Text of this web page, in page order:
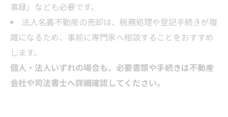
事録」なども必要です。
法人名義不動産の売却は、税務処理や登記手続きが複
雑になるため、事前に専門家へ相談することをおすすめ
します。
個人・法人いずれの場合も、必要書類や手続きは不動産
会社や司法書士へ詳細確認してください。